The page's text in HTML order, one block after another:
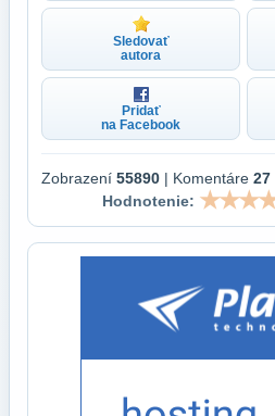
Sledovať
autora
Pridať
na Facebook
Zobrazení 55890 | Komentáre 27
Hodnotenie: